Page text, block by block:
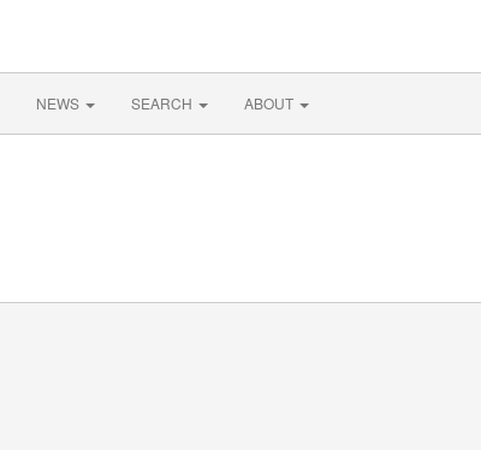
NEWS SEARCH ABOUT